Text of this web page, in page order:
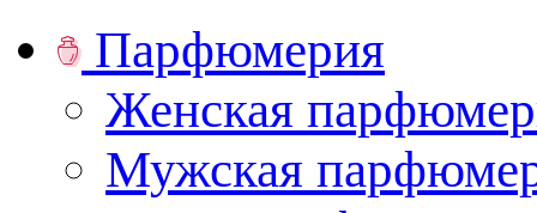
Парфюмерия
Женская
Мужская